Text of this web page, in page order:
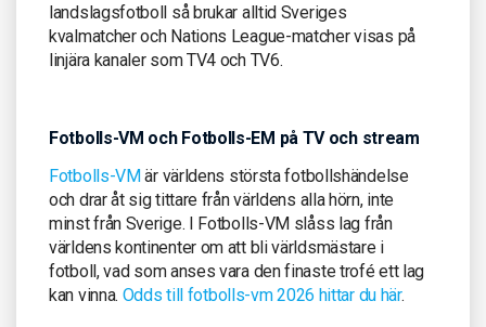
landslagsfotboll så brukar alltid Sveriges
kvalmatcher och Nations League-matcher visas på
linjära kanaler som TV4 och TV6.
Fotbolls-VM och Fotbolls-EM på TV och stream
Fotbolls-VMär världens största fotbollshändelse
och drar åt sig tittare från världens alla hörn, inte
minst från Sverige. I Fotbolls-VM slåss lag från
världens kontinenter om att bli världsmästare i
fotboll, vad som anses vara den finaste trofé ett lag
kan vinna. Odds till fotbolls-vm 2026 hittar du här.